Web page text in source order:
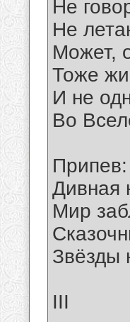
Не
Не
Может,
Тоже
И не
Во
Припев:
Дивная
Мир
Звёзды
III